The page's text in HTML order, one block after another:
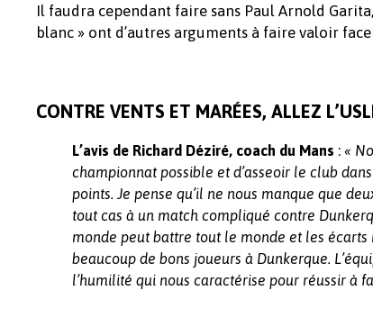
Il faudra cependant faire sans Paul Arnold
blanc » ont d’autres arguments à faire valoir
CONTRE VENTS ET MARÉES, ALLEZ
L’avis de Richard Déziré, coach du Mans : «
championnat possible et d’asseoir le club
points. Je pense qu’il ne nous manque que
tout cas à un match compliqué contre
monde peut battre tout le monde et les écarts
beaucoup de bons joueurs à Dunkerque.
l’humilité qui nous caractérise pour réussir à